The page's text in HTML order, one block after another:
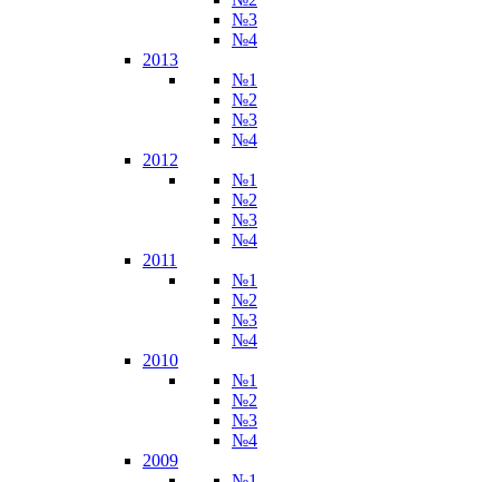
№3
№4
2013
№1
№2
№3
№4
2012
№1
№2
№3
№4
2011
№1
№2
№3
№4
2010
№1
№2
№3
№4
2009